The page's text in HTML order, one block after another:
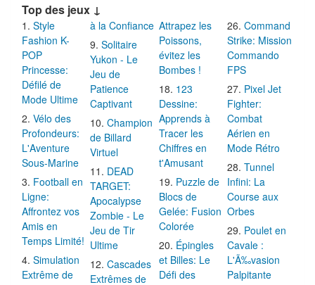
Top des jeux ↓
Style
Fashion K-
POP
Princesse:
Défilé de
Mode Ultime
Vélo des
Profondeurs:
L'Aventure
Sous-Marine
Football en
Ligne:
Affrontez vos
Amis en
Temps Limité!
Simulation
Extrême de
à la Confiance
Solitaire
Yukon - Le
Jeu de
Patience
Captivant
Champion
de Billard
Virtuel
DEAD
TARGET:
Apocalypse
Zombie - Le
Jeu de Tir
Ultime
Cascades
Extrêmes de
Attrapez les
Poissons,
évitez les
Bombes !
123
Dessine:
Apprends à
Tracer les
Chiffres en
t'Amusant
Puzzle de
Blocs de
Gelée: Fusion
Colorée
Épingles
et Billes: Le
Défi des
Command
Strike: Mission
Commando
FPS
Pixel Jet
Fighter:
Combat
Aérien en
Mode Rétro
Tunnel
Infini: La
Course aux
Orbes
Poulet en
Cavale :
L'Ã‰vasion
Palpitante